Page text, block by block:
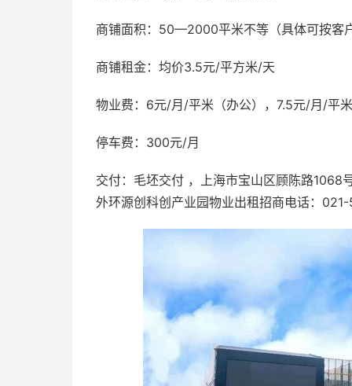
商铺面积：50—2000平米不等（具体可按客
商铺租金：均价3.5元/平方米/天
物业费：6元/月/平米（办公），7.5元/月/平
停车费：300元/月
交付：毛坯交付 ，上海市宝山区顾陈路1068
外环源创科创产业园物业出租招商电话：